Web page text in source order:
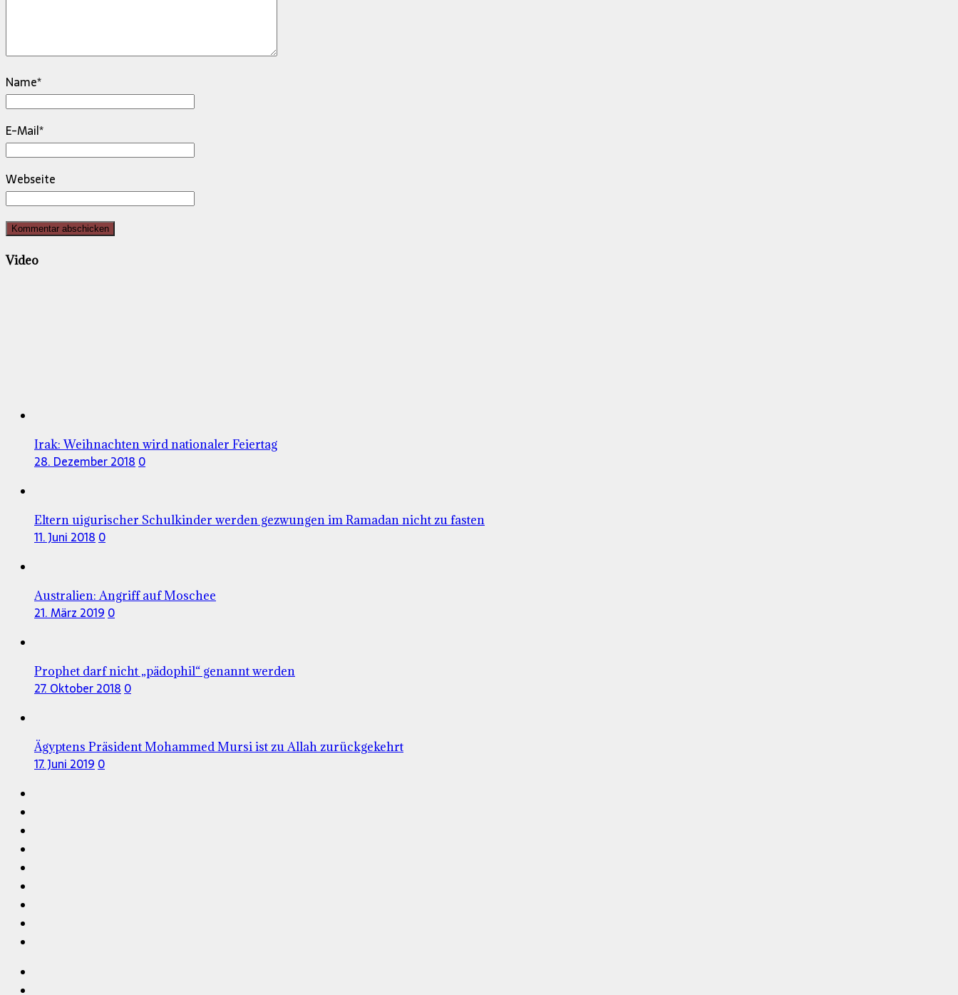
Name*
E-Mail*
Webseite
Video
Irak: Weihnachten wird nationaler Feiertag
28. Dezember 2018 0
Eltern uigurischer Schulkinder werden gezwungen im Ramadan nicht zu fasten
11. Juni 2018 0
Australien: Angriff auf Moschee
21. März 2019 0
Prophet darf nicht „pädophil“ genannt werden
27. Oktober 2018 0
Ägyptens Präsident Mohammed Mursi ist zu Allah zurückgekehrt
17. Juni 2019 0